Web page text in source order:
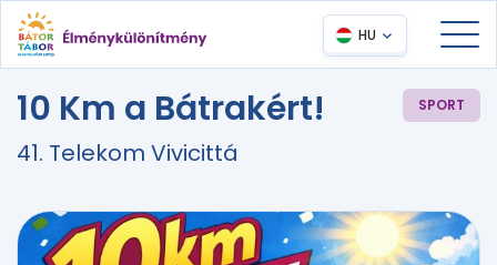
HU
10 Km a Bátrakért! SPORT
41. Telekom Vivicittá